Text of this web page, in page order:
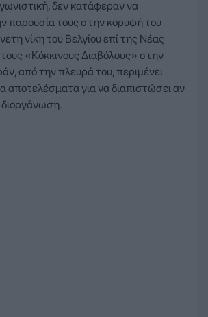
δεν κατάφεραν να
παρουσία τους στην κορυφή του
νίκη του Βελγίου επί της Νέας
«Κόκκινους Διαβόλους» στην
από την πλευρά του, περιμένει
αποτελέσματα για να διαπιστώσει αν
διοργάνωση.